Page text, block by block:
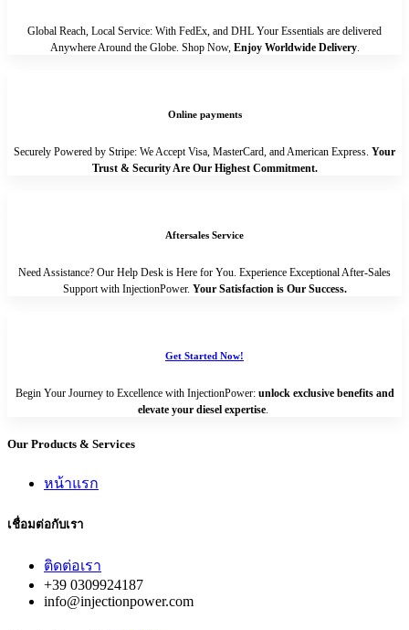
Global Reach, Local Service: With FedEx, and DHL Your Essentials are delivered
Anywhere Around the Globe. Shop Now, Enjoy Worldwide Delivery.
Online payments
Securely Powered by Stripe: We Accept Visa, MasterCard, and American Express. Your
Trust & Security Are Our Highest Commitment.
Aftersales Service
Need Assistance? Our Help Desk is Here for You. Experience Exceptional After-Sales
Support with InjectionPower. Your Satisfaction is Our Success.
Get Started Now!
Begin Your Journey to Excellence with InjectionPower: unlock exclusive benefits and
elevate your diesel expertise
Our Products & Services
หน้าแรก
เชื่อมต่อกับเรา
ติดต่อเรา
+39 0309924187
info@injectionpower.com